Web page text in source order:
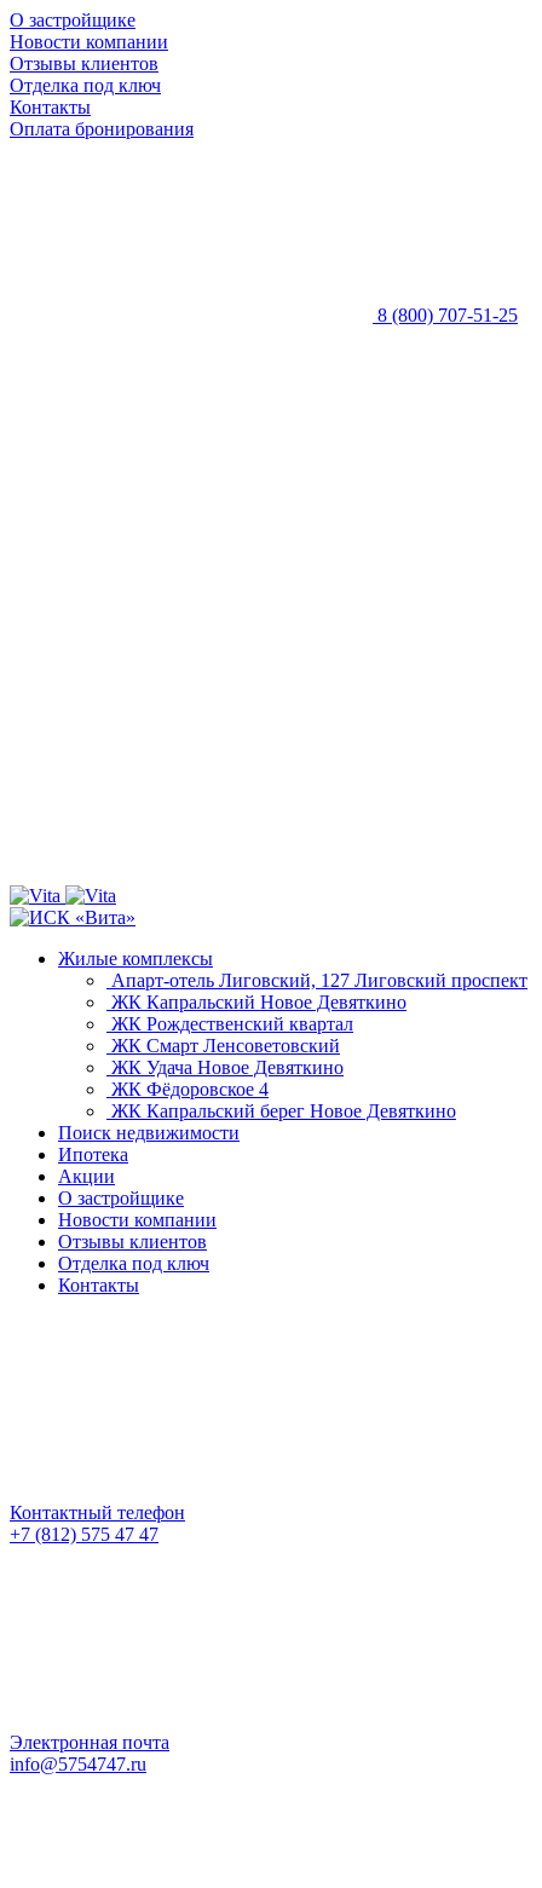
О застройщике
Новости компании
Отзывы клиентов
Отделка под ключ
Контакты
Оплата бронирования
8 (800) 707-51-25
Жилые комплексы
Апарт-отель Лиговский, 127 Лиговский проспект
ЖК Капральский Новое Девяткино
ЖК Рождественский квартал
ЖК Смарт Ленсоветовский
ЖК Удача Новое Девяткино
ЖК Фёдоровское 4
ЖК Капральский берег Новое Девяткино
Поиск недвижимости
Ипотека
Акции
О застройщике
Новости компании
Отзывы клиентов
Отделка под ключ
Контакты
Контактный телефон
+7 (812) 575 47 47
Электронная почта
info@5754747.ru